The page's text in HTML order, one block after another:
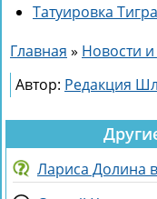
Татуировка
Главная » Новости и
Автор: Редакция